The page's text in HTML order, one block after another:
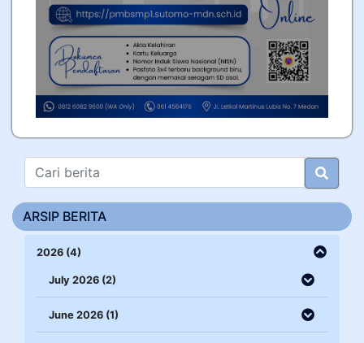
ARSIP BERITA
2026 (4)
July 2026 (2)
June 2026 (1)